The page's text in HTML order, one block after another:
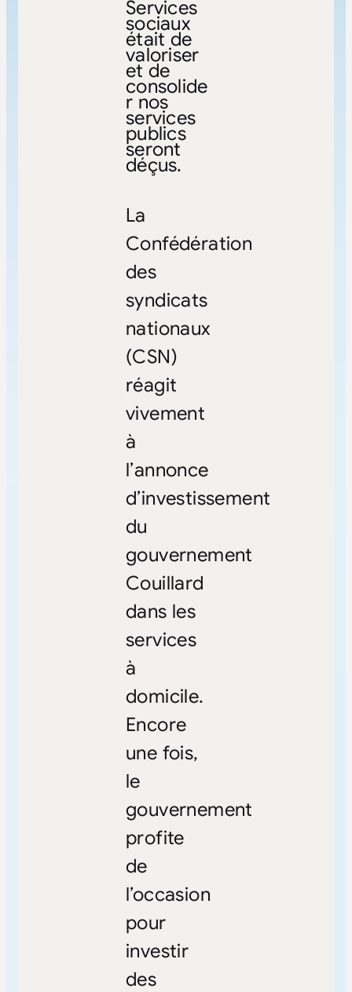
Services
sociaux
était de
valoriser
et de
consolide
r nos
services
publics
seront
déçus.
La
Confédération
des
syndicats
nationaux
(CSN)
réagit
vivement
à
l’annonce
d’investissement
du
gouvernement
Couillard
dans les
services
à
domicile.
Encore
une fois,
le
gouvernement
profite
de
l’occasion
pour
investir
des